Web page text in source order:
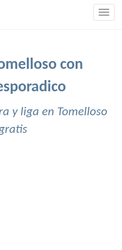
con
y liga en Tomelloso